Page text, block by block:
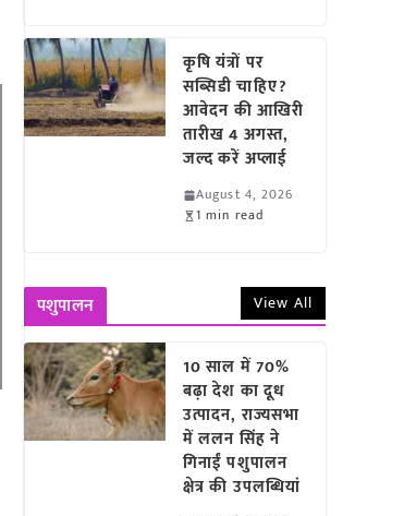
कृषि यंत्रों पर
सब्सिडी चाहिए?
आवेदन की आखिरी
तारीख 4 अगस्त,
जल्द करें अप्लाई
August 4, 2026
1 min read
पशुपालन View All
10 साल में 70%
बढ़ा देश का दूध
उत्पादन, राज्यसभा
में ललन सिंह ने
गिनाईं पशुपालन
क्षेत्र की उपलब्धियां